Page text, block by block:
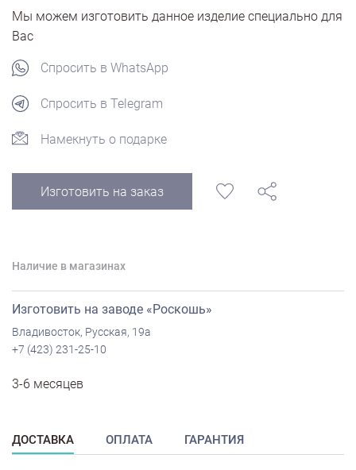
Мы можем изготовить данное изделие специально для
Вас
Спросить в WhatsApp
Спросить в Telegram
Намекнуть о подарке
Изготовить на заказ
Наличие в магазинах
Изготовить на заводе «Роскошь»
Владивосток, Русская, 19а
+7 (423) 231-25-10
3-6 месяцев
ДОСТАВКА ОПЛАТА ГАРАНТИЯ